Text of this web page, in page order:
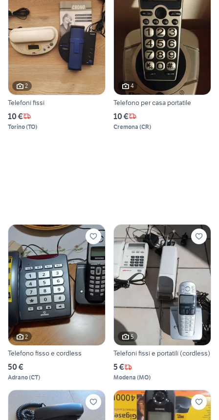
2
Telefoni fissi
10 €
Torino(TO)
4
Telefono per casa portatile
10 €
Cremona (CR)
2
Telefono fisso e cordless
50 €
Adrano(CT)
5
Telefoni fissi e portatili (cordless)
5 €
Modena (MO)